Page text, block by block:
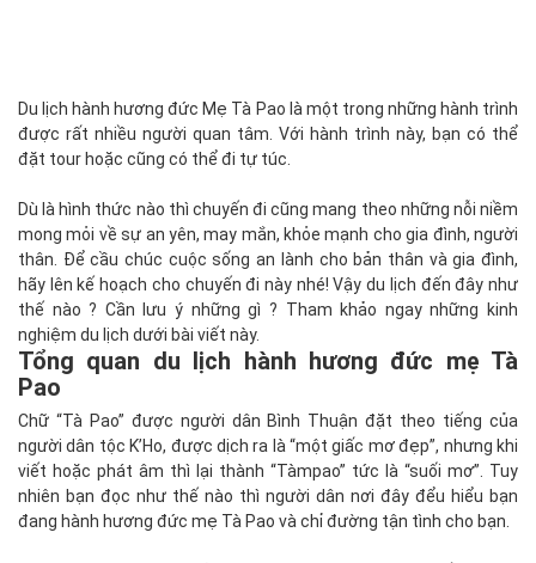
Du lịch hành hương đức Mẹ Tà Pao là một trong những hành trình
được rất nhiều người quan tâm. Với hành trình này, bạn có thể
đặt tour hoặc cũng có thể đi tự túc.
Dù là hình thức nào thì chuyến đi cũng mang theo những nỗi niềm
mong mỏi về sự an yên, may mắn, khỏe mạnh cho gia đình, người
thân. Để cầu chúc cuộc sống an lành cho bản thân và gia đình,
hãy lên kế hoạch cho chuyến đi này nhé! Vậy du lịch đến đây như
thế nào ? Cần lưu ý những gì ? Tham khảo ngay những kinh
nghiệm du lịch dưới bài viết này.
Tổng quan du lịch hành hương đức mẹ Tà
Pao
Chữ “Tà Pao” được người dân Bình Thuận đặt theo tiếng của
người dân tộc K’Ho, được dịch ra là “một giấc mơ đẹp”, nhưng khi
viết hoặc phát âm thì lại thành “Tàmpao” tức là “suối mơ”. Tuy
nhiên bạn đọc như thế nào thì người dân nơi đây đểu hiểu bạn
đang hành hương đức mẹ Tà Pao và chỉ đường tận tình cho bạn.